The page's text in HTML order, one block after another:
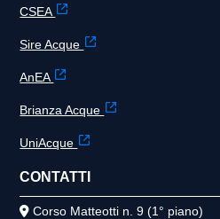
CSEA
Sire Acque
AnEA
Brianza Acque
UniAcque
CONTATTI
Corso Matteotti n. 9 (1° piano)